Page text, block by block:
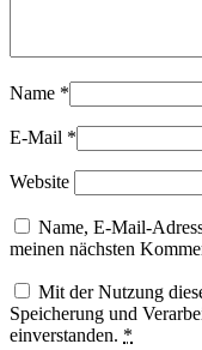
Name *
E-Mail *
Website
Name, E-Mail-
meinen nächsten
Mit der Nutzung
Speicherung und
einverstanden. *